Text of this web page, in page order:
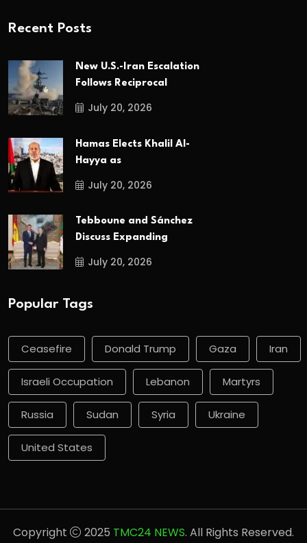
Recent Posts
New U.S.-Iran Escalation
Follows Reciprocal
July 20, 2026
Hamas Elects Khalil Al-
Hayya as
July 20, 2026
Tebboune and Sánchez
Discuss Expanding
July 20, 2026
Popular Tags
Ceasefire Donald Trump Gaza Iran
Israeli Occupation Lebanon Martyrs
Russia Sudan Syria Ukraine
United States
Copyright 2025 TMC24 NEWS. All Rights Reserved.